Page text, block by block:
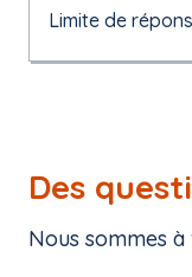
Limite de
Des
Nous sommes